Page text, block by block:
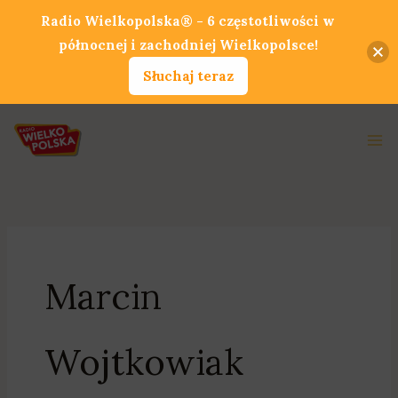
Marcin
Wojtkowiak
Radio Wielkopolska® - 6 częstotliwości w
północnej i zachodniej Wielkopolsce!
Słuchaj teraz